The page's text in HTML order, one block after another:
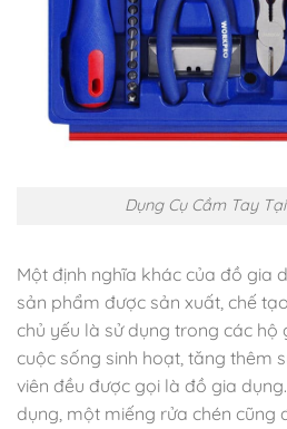
Dụng Cụ Cầm Tay
Một định nghĩa khác của đồ gia
sản phẩm được sản xuất, chế
chủ yếu là sử dụng trong các hộ
cuộc sống sinh hoạt, tăng thêm
viên đều được gọi là đồ gia
dụng, một miếng rửa chén cũng